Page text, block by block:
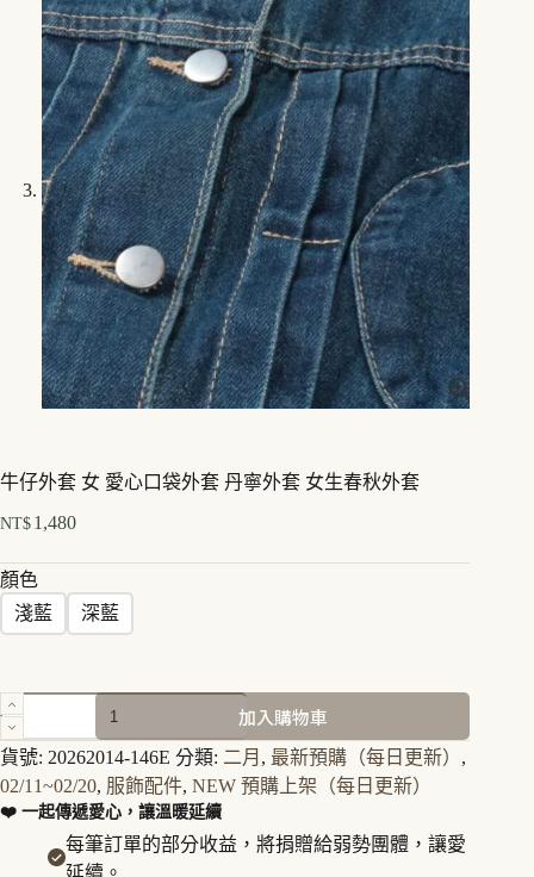
牛仔外套 女 愛心口袋外套 丹寧外套 女生春秋外套
NT$ 1,480
顏色
淺藍
深藍
牛
仔
外
套
女
加入購物車
貨號: 20262014-146E 分類: 二月 , 最新預購（每日更新） ,
02/11~02/20, 服飾配件, NEW 預購上架（每日更新）
❤️ 一起傳遞愛心，讓溫暖延續
每筆訂單的部分收益，將捐贈給弱勢團體，讓愛